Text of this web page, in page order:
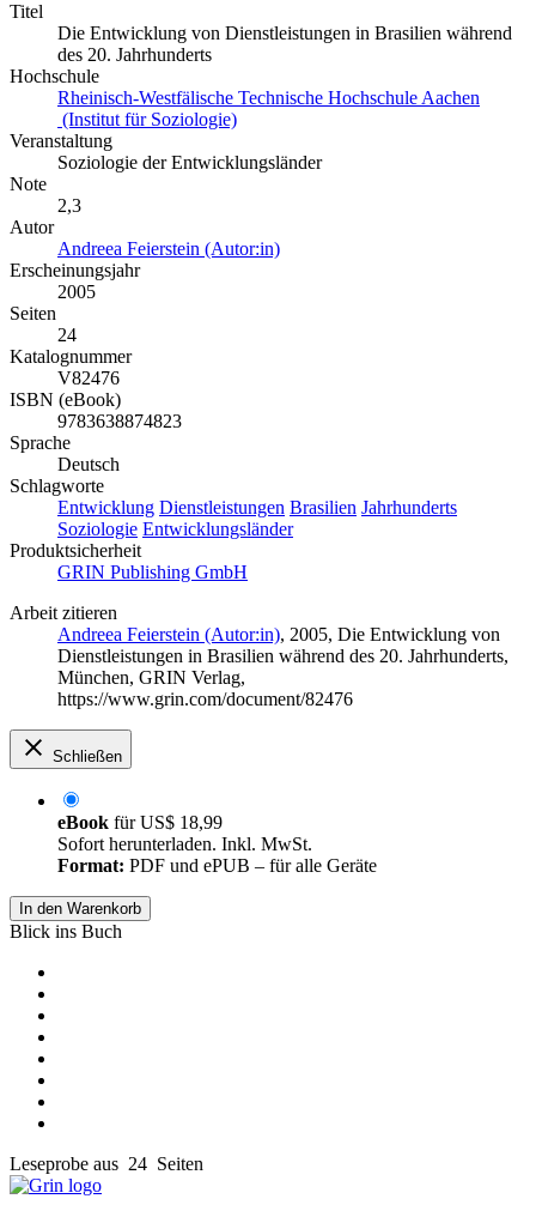
Titel
Die Entwicklung von Dienstleistungen in Brasilien während
des 20. Jahrhunderts
Hochschule
Rheinisch-Westfälische Technische Hochschule Aachen
(Institut für Soziologie)
Veranstaltung
Soziologie der Entwicklungsländer
Note
2,3
Autor
Andreea Feierstein (Autor:in)
Erscheinungsjahr
2005
Seiten
24
Katalognummer
V82476
ISBN (eBook)
9783638874823
Sprache
Deutsch
Schlagworte
Entwicklung Dienstleistungen Brasilien Jahrhunderts
Soziologie Entwicklungsländer
Produktsicherheit
GRIN Publishing GmbH
Arbeit zitieren
Andreea Feierstein (Autor:in), 2005, Die Entwicklung von
Dienstleistungen in Brasilien während des 20. Jahrhunderts,
München, GRIN Verlag,
https://www.grin.com/document/82476
Schließen
eBook fürUS$ 18,99
Sofort herunterladen. Inkl. MwSt.
Format: PDF und ePUB – für alle Geräte
In den Warenkorb
Blick ins Buch
Leseprobe aus 24 Seiten